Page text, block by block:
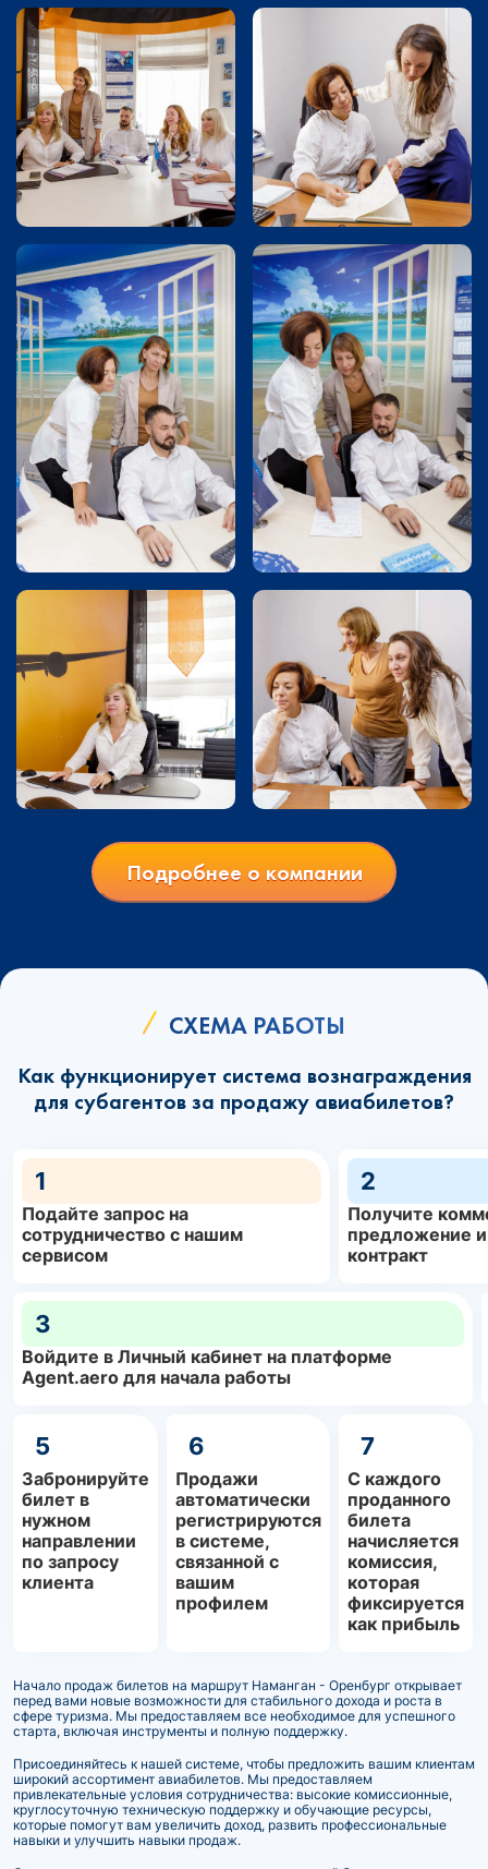
Подробнее о компании
СХЕМА РАБОТЫ
Как функционирует система вознаграждения
для субагентов за продажу авиабилетов?
1
Подайте запрос на
сотрудничество с нашим
сервисом
2
Получите
предложение
контракт
3
Войдите в Личный кабинет на платформе
Agent.aero для начала работы
5
Забронируйте
билет в
нужном
направлении
по запросу
клиента
6
Продажи
автоматически
регистрируются
в системе,
связанной с
вашим
профилем
7
С каждого
проданного
билета
начисляется
комиссия,
которая
фиксируется
как прибыль
Начало продаж билетов на маршрут Наманган - Оренбург открывает
перед вами новые возможности для стабильного дохода и роста в
сфере туризма. Мы предоставляем все необходимое для успешного
старта, включая инструменты и полную поддержку.
Присоединяйтесь к нашей системе, чтобы предложить вашим клиентам
широкий ассортимент авиабилетов. Мы предоставляем
привлекательные условия сотрудничества: высокие комиссионные,
круглосуточную техническую поддержку и обучающие ресурсы,
которые помогут вам увеличить доход, развить профессиональные
навыки и улучшить навыки продаж.